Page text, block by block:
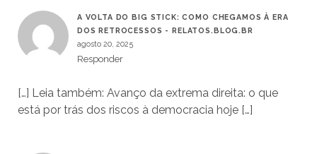
A VOLTA DO BIG STICK: COMO CHEGAMOS À ERA
DOS RETROCESSOS - RELATOS.BLOG.BR
agosto 20, 2025
Responder
[…] Leia também: Avanço da extrema direita: o que
está por trás dos riscos à democracia hoje […]